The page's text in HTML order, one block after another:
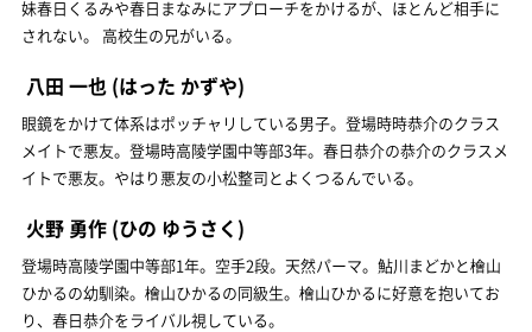
妹春日くるみや春日まなみにアプローチをかけるが、ほとんど相手に
されない。 高校生の兄がいる。
八田 一也 (はった かずや)
眼鏡をかけて体系はポッチャリしている男子。登場時時恭介のクラス
メイトで悪友。登場時高陵学園中等部3年。春日恭介の恭介のクラスメ
イトで悪友。やはり悪友の小松整司とよくつるんでいる。
火野 勇作 (ひの ゆうさく)
登場時高陵学園中等部1年。空手2段。天然パーマ。鮎川まどかと檜山
ひかるの幼馴染。檜山ひかるの同級生。檜山ひかるに好意を抱いてお
り、春日恭介をライバル視している。